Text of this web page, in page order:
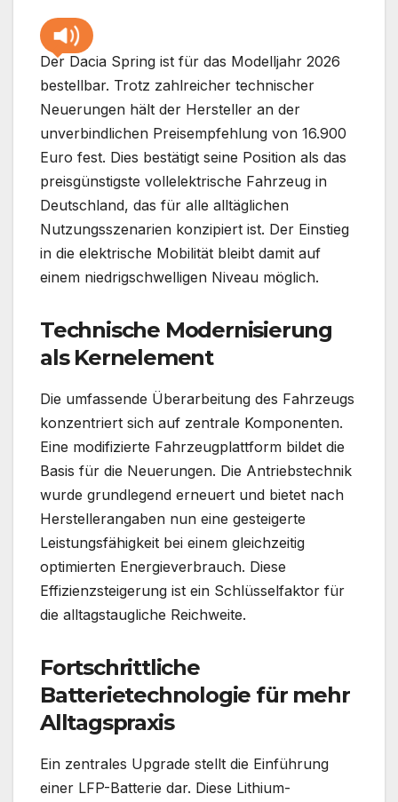
Der Dacia Spring ist für das Modelljahr 2026
bestellbar. Trotz zahlreicher technischer
Neuerungen hält der Hersteller an der
unverbindlichen Preisempfehlung von 16.900
Euro fest. Dies bestätigt seine Position als das
preisgünstigste vollelektrische Fahrzeug in
Deutschland, das für alle alltäglichen
Nutzungsszenarien konzipiert ist. Der Einstieg
in die elektrische Mobilität bleibt damit auf
einem niedrigschwelligen Niveau möglich.
Technische Modernisierung
als Kernelement
Die umfassende Überarbeitung des Fahrzeugs
konzentriert sich auf zentrale Komponenten.
Eine modifizierte Fahrzeugplattform bildet die
Basis für die Neuerungen. Die Antriebstechnik
wurde grundlegend erneuert und bietet nach
Herstellerangaben nun eine gesteigerte
Leistungsfähigkeit bei einem gleichzeitig
optimierten Energieverbrauch. Diese
Effizienzsteigerung ist ein Schlüsselfaktor für
die alltagstaugliche Reichweite.
Fortschrittliche
Batterietechnologie für mehr
Alltagspraxis
Ein zentrales Upgrade stellt die Einführung
einer LFP-Batterie dar. Diese Lithium-